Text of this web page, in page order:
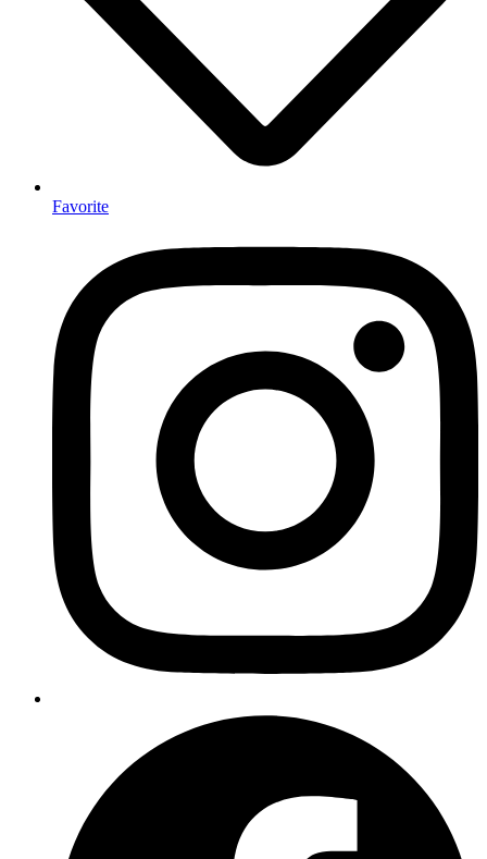
Favorite